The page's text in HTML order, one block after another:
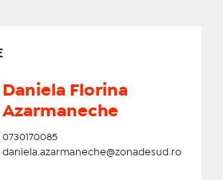
Daniela Florina
Azarmaneche
0730170085
daniela.azarmaneche@zonadesud.ro